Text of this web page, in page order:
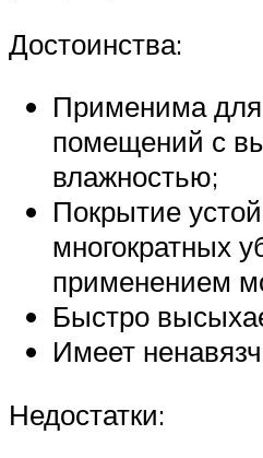
Достоинства:
Применима
помещений с
влажностью;
Покрытие
многократных
применением
Быстро
Имеет
Недостатки: